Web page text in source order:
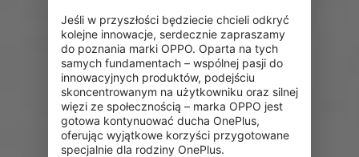
Jeśli w przyszłości będziecie chcieli odkryć
kolejne innowacje, serdecznie zapraszamy
do poznania marki OPPO. Oparta na tych
samych fundamentach – wspólnej pasji do
innowacyjnych produktów, podejściu
skoncentrowanym na użytkowniku oraz silnej
więzi ze społecznością – marka OPPO jest
gotowa kontynuować ducha OnePlus,
oferując wyjątkowe korzyści przygotowane
specjalnie dla rodziny OnePlus.